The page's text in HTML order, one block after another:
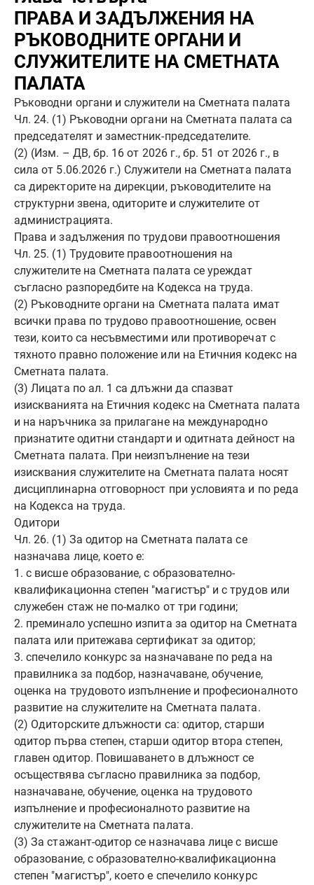
ПРАВА И ЗАДЪЛЖЕНИЯ НА
РЪКОВОДНИТЕ ОРГАНИ И
СЛУЖИТЕЛИТЕ НА СМЕТНАТА
ПАЛАТА
Ръководни органи и служители на Сметната палата
Чл. 24. (1) Ръководни органи на Сметната палата са
председателят и заместник-председателите.
(2) (Изм. – ДВ, бр. 16 от 2026 г., бр. 51 от 2026 г., в
сила от 5.06.2026 г.) Служители на Сметната палата
са директорите на дирекции, ръководителите на
структурни звена, одиторите и служителите от
администрацията.
Права и задължения по трудови правоотношения
Чл. 25. (1) Трудовите правоотношения на
служителите на Сметната палата се уреждат
съгласно разпоредбите на Кодекса на труда.
(2) Ръководните органи на Сметната палата имат
всички права по трудово правоотношение, освен
тези, които са несъвместими или противоречат с
тяхното правно положение или на Етичния кодекс на
Сметната палата.
(3) Лицата по ал. 1 са длъжни да спазват
изискванията на Етичния кодекс на Сметната палата
и на наръчника за прилагане на международно
признатите одитни стандарти и одитната дейност на
Сметната палата. При неизпълнение на тези
изисквания служителите на Сметната палата носят
дисциплинарна отговорност при условията и по реда
на Кодекса на труда.
Одитори
Чл. 26. (1) За одитор на Сметната палата се
назначава лице, което е:
1. с висше образование, с образователно-
квалификационна степен "магистър" и с трудов или
служебен стаж не по-малко от три години;
2. преминало успешно изпита за одитор на Сметната
палата или притежава сертификат за одитор;
3. спечелило конкурс за назначаване по реда на
правилника за подбор, назначаване, обучение,
оценка на трудовото изпълнение и професионалното
развитие на служителите на Сметната палата.
(2) Одиторските длъжности са: одитор, старши
одитор първа степен, старши одитор втора степен,
главен одитор. Повишаването в длъжност се
осъществява съгласно правилника за подбор,
назначаване, обучение, оценка на трудовото
изпълнение и професионалното развитие на
служителите на Сметната палата.
(3) За стажант-одитор се назначава лице с висше
образование, с образователно-квалификационна
степен "магистър", което е спечелило конкурс